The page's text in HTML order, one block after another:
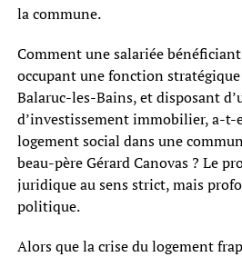
la commune.
Comment une salariée
occupant une fonction
Balaruc-les-Bains, et disposant
d’investissement immobilier, a-t-
logement social dans une
beau-père Gérard Canovas ? Le
juridique au sens strict, mais
politique.
Alors que la crise du logement